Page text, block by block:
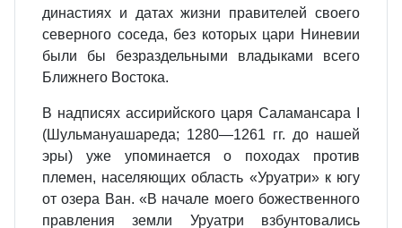
династиях и датах жизни правителей своего
северного соседа, без которых цари Ниневии
были бы безраздельными владыками всего
Ближнего Востока.
В надписях ассирийского царя Саламансара I
(Шульмануашареда; 1280—1261 гг. до нашей
эры) уже упоминается о походах против
племен, населяющих область «Уруатри» к югу
от озера Ван. «В начале моего божественного
правления земли Уруатри взбунтовались